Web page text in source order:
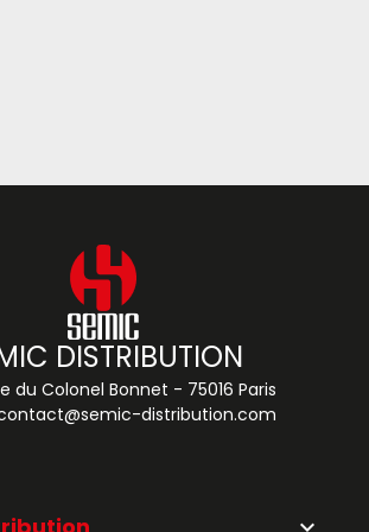
DISTRIBUTION
du Colonel Bonnet - 75016 Paris
distribution.com